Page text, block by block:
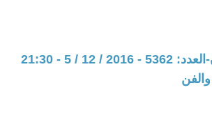
/ 12 / 5 - 21:30